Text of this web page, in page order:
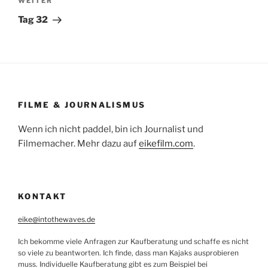
Beitrag
Tag 32
FILME & JOURNALISMUS
Wenn ich nicht paddel, bin ich Journalist und
Filmemacher. Mehr dazu aufeikefilm.com.
KONTAKT
eike@intothewaves.de
Ich bekomme viele Anfragen zur Kaufberatung und schaffe es nicht
so viele zu beantworten. Ich finde, dass man Kajaks ausprobieren
muss. Individuelle Kaufberatung gibt es zum Beispiel bei